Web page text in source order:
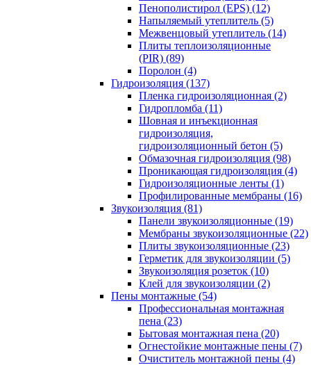
Пенополистирол (EPS) (12)
Напыляемый утеплитель (5)
Межвенцовый утеплитель (14)
Плиты теплоизоляционные
(PIR) (89)
Поролон (4)
Гидроизоляция (137)
Пленка гидроизоляционная (2)
Гидропломба (11)
Шовная и инъекционная
гидроизоляция,
гидроизоляционный бетон (5)
Обмазочная гидроизоляция (98)
Проникающая гидроизоляция (4)
Гидроизоляционные ленты (1)
Профилированные мембраны (16)
Звукоизоляция (81)
Панели звукоизоляционные (19)
Мембраны звукоизоляционные (22)
Плиты звукоизоляционные (23)
Герметик для звукоизоляции (5)
Звукоизоляция розеток (10)
Клей для звукоизоляции (2)
Пены монтажные (54)
Профессиональная монтажная
пена (23)
Бытовая монтажная пена (20)
Огнестойкие монтажные пены (7)
Очиститель монтажной пены (4)